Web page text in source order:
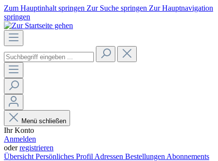
Zum Hauptinhalt springen Zur Suche springen Zur Hauptnavigation
springen
Menü schließen
Ihr Konto
Anmelden
oderregistrieren
Übersicht Persönliches Profil Adressen Bestellungen Abonnements